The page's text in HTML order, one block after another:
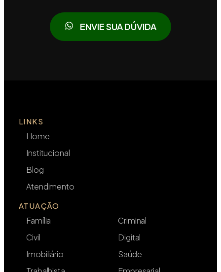
ENVIE SUA DÚVIDA
LINKS
Home
Institucional
Blog
Atendimento
ATUAÇÃO
Família
Civil
Imobiliário
Criminal
Digital
Saúde